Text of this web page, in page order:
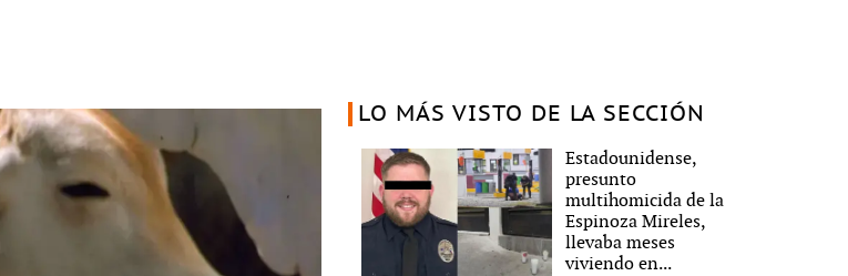
LO MÁS VISTO DE LA SECCIÓN
Estadounidense,
presunto
multihomicida de la
Espinoza Mireles,
llevaba meses
viviendo en...